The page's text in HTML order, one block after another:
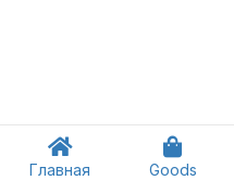
Главная Goods